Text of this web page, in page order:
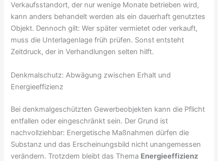
Verkaufsstandort, der nur wenige Monate betrieben wird,
kann anders behandelt werden als ein dauerhaft genutztes
Objekt. Dennoch gilt: Wer später vermietet oder verkauft,
muss die Unterlagenlage früh prüfen. Sonst entsteht
Zeitdruck, der in Verhandlungen selten hilft.
Denkmalschutz: Abwägung zwischen Erhalt und
Energieeffizienz
Bei denkmalgeschützten Gewerbeobjekten kann die Pflicht
entfallen oder eingeschränkt sein. Der Grund ist
nachvollziehbar: Energetische Maßnahmen dürfen die
Substanz und das Erscheinungsbild nicht unangemessen
verändern. Trotzdem bleibt das Thema Energieeffizienz